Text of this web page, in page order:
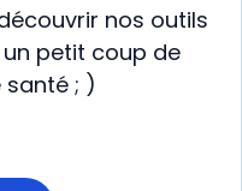
nos outils
petit coup de
; )